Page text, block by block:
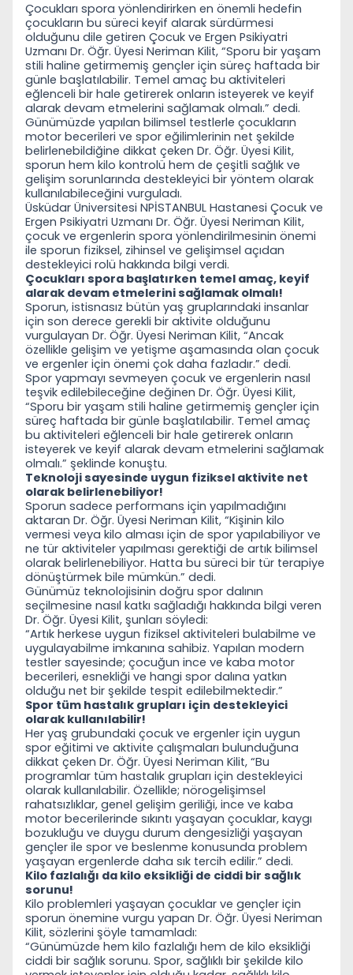
Çocukları spora yönlendirirken en önemli hedefin
çocukların bu süreci keyif alarak sürdürmesi
olduğunu dile getiren Çocuk ve Ergen Psikiyatri
Uzmanı Dr. Öğr. Üyesi Neriman Kilit, “Sporu bir yaşam
stili haline getirmemiş gençler için süreç haftada bir
günle başlatılabilir. Temel amaç bu aktiviteleri
eğlenceli bir hale getirerek onların isteyerek ve keyif
alarak devam etmelerini sağlamak olmalı.” dedi.
Günümüzde yapılan bilimsel testlerle çocukların
motor becerileri ve spor eğilimlerinin net şekilde
belirlenebildiğine dikkat çeken Dr. Öğr. Üyesi Kilit,
sporun hem kilo kontrolü hem de çeşitli sağlık ve
gelişim sorunlarında destekleyici bir yöntem olarak
kullanılabileceğini vurguladı.
Üsküdar Üniversitesi NPİSTANBUL Hastanesi Çocuk ve
Ergen Psikiyatri Uzmanı Dr. Öğr. Üyesi Neriman Kilit,
çocuk ve ergenlerin spora yönlendirilmesinin önemi
ile sporun fiziksel, zihinsel ve gelişimsel açıdan
destekleyici rolü hakkında bilgi verdi.
Çocukları spora başlatırken temel amaç, keyif
alarak devam etmelerini sağlamak olmalı!
Sporun, istisnasız bütün yaş gruplarındaki insanlar
için son derece gerekli bir aktivite olduğunu
vurgulayan Dr. Öğr. Üyesi Neriman Kilit, “Ancak
özellikle gelişim ve yetişme aşamasında olan çocuk
ve ergenler için önemi çok daha fazladır.” dedi.
Spor yapmayı sevmeyen çocuk ve ergenlerin nasıl
teşvik edilebileceğine değinen Dr. Öğr. Üyesi Kilit,
“Sporu bir yaşam stili haline getirmemiş gençler için
süreç haftada bir günle başlatılabilir. Temel amaç
bu aktiviteleri eğlenceli bir hale getirerek onların
isteyerek ve keyif alarak devam etmelerini sağlamak
olmalı.” şeklinde konuştu.
Teknoloji sayesinde uygun fiziksel aktivite net
olarak belirlenebiliyor!
Sporun sadece performans için yapılmadığını
aktaran Dr. Öğr. Üyesi Neriman Kilit, “Kişinin kilo
vermesi veya kilo alması için de spor yapılabiliyor ve
ne tür aktiviteler yapılması gerektiği de artık bilimsel
olarak belirlenebiliyor. Hatta bu süreci bir tür terapiye
dönüştürmek bile mümkün.” dedi.
Günümüz teknolojisinin doğru spor dalının
seçilmesine nasıl katkı sağladığı hakkında bilgi veren
Dr. Öğr. Üyesi Kilit, şunları söyledi:
“Artık herkese uygun fiziksel aktiviteleri bulabilme ve
uygulayabilme imkanına sahibiz. Yapılan modern
testler sayesinde; çocuğun ince ve kaba motor
becerileri, esnekliği ve hangi spor dalına yatkın
olduğu net bir şekilde tespit edilebilmektedir.”
Spor tüm hastalık grupları için destekleyici
olarak kullanılabilir!
Her yaş grubundaki çocuk ve ergenler için uygun
spor eğitimi ve aktivite çalışmaları bulunduğuna
dikkat çeken Dr. Öğr. Üyesi Neriman Kilit, “Bu
programlar tüm hastalık grupları için destekleyici
olarak kullanılabilir. Özellikle; nörogelişimsel
rahatsızlıklar, genel gelişim geriliği, ince ve kaba
motor becerilerinde sıkıntı yaşayan çocuklar, kaygı
bozukluğu ve duygu durum dengesizliği yaşayan
gençler ile spor ve beslenme konusunda problem
yaşayan ergenlerde daha sık tercih edilir.” dedi.
Kilo fazlalığı da kilo eksikliği de ciddi bir sağlık
sorunu!
Kilo problemleri yaşayan çocuklar ve gençler için
sporun önemine vurgu yapan Dr. Öğr. Üyesi Neriman
Kilit, sözlerini şöyle tamamladı:
“Günümüzde hem kilo fazlalığı hem de kilo eksikliği
ciddi bir sağlık sorunu. Spor, sağlıklı bir şekilde kilo